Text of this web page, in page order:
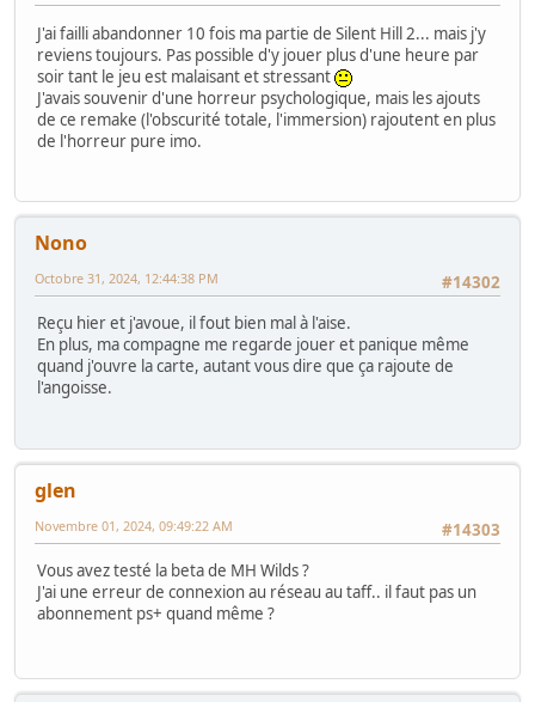
J'ai failli abandonner 10 fois ma partie de Silent Hill 2... mais j'y
reviens toujours. Pas possible d'y jouer plus d'une heure par
soir tant le jeu est malaisant et stressant
J'avais souvenir d'une horreur psychologique, mais les ajouts
de ce remake (l'obscurité totale, l'immersion) rajoutent en plus
de l'horreur pure imo.
Nono
#14302
Octobre 31, 2024, 12:44:38 PM
Reçu hier et j'avoue, il fout bien mal à l'aise.
En plus, ma compagne me regarde jouer et panique même
quand j'ouvre la carte, autant vous dire que ça rajoute de
l'angoisse.
glen
#14303
Novembre 01, 2024, 09:49:22 AM
Vous avez testé la beta de MH Wilds ?
J'ai une erreur de connexion au réseau au taff.. il faut pas un
abonnement ps+ quand même ?